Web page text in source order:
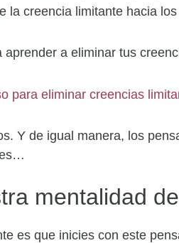
la creencia limitante hacia
aprender a eliminar tus
Y de igual manera, los
mentalidad
es que inicies con este